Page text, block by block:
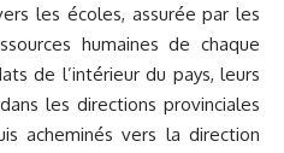
les écoles, assurée par les
humaines de chaque
de l’intérieur du pays, leurs
les directions provinciales
acheminés vers la direction